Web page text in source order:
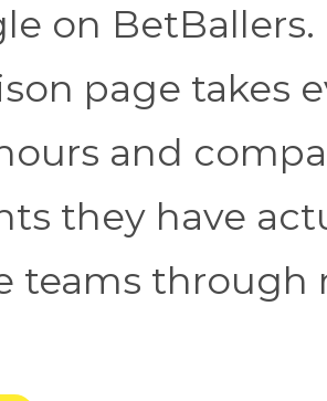
on
page takes
and
they have
teams through